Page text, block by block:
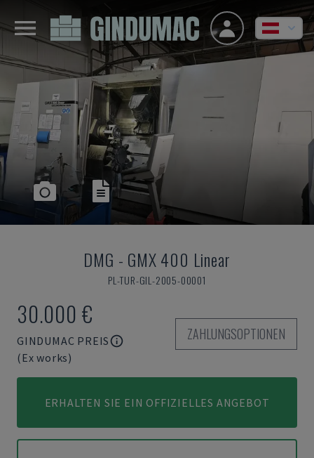
DMG - GMX 400 Linear
PL-TUR-GIL-2005-00001
30.000 €
GINDUMAC PREIS
(Ex works)
ZAHLUNGSOPTIONEN
ERHALTEN SIE EIN OFFIZIELLES ANGEBOT